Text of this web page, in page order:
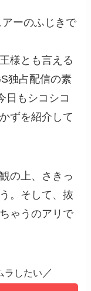
ーのふじきで
様とも言える
独占配信の素
日もシコシコ
ずを紹介して
の上、さきっ
。そして、抜
ゃうのアリで
ラしたい ／